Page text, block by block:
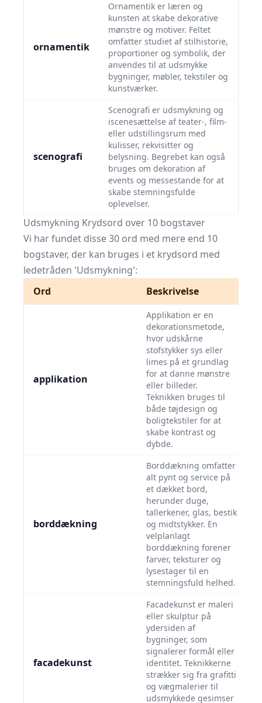
ornamentik
Ornamentik er læren og
kunsten at skabe dekorative
mønstre og motiver. Feltet
omfatter studiet af stilhistorie,
proportioner og symbolik, der
anvendes til at udsmykke
bygninger, møbler, tekstiler og
kunstværker.
scenografi
Scenografi er udsmykning og
iscenesættelse af teater-, film-
eller udstillingsrum med
kulisser, rekvisitter og
belysning. Begrebet kan også
bruges om dekoration af
events og messestande for at
skabe stemningsfulde
oplevelser.
Udsmykning Krydsord over 10 bogstaver
Vi har fundet disse 30 ord med mere end 10
bogstaver, der kan bruges i et krydsord med
ledetråden 'Udsmykning':
Ord
Beskrivelse
applikation
Applikation er en
dekorationsmetode,
hvor udskårne
stofstykker sys eller
limes på et grundlag
for at danne mønstre
eller billeder.
Teknikken bruges til
både tøjdesign og
boligtekstiler for at
skabe kontrast og
dybde.
borddækning
Borddækning omfatter
alt pynt og service på
et dækket bord,
herunder duge,
tallerkener, glas, bestik
og midtstykker. En
velplanlagt
borddækning forener
farver, teksturer og
lysestager til en
stemningsfuld helhed.
facadekunst
Facadekunst er maleri
eller skulptur på
ydersiden af
bygninger, som
signalerer formål eller
identitet. Teknikkerne
strækker sig fra grafitti
og vægmalerier til
udsmykkede gesimser